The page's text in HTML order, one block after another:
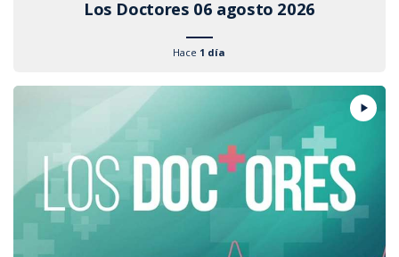
Los Doctores 06 agosto 2026
Hace 1 día